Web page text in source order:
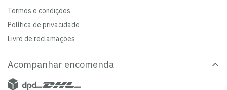
Termos e condições
Política de privacidade
Livro de reclamações
Acompanhar encomenda